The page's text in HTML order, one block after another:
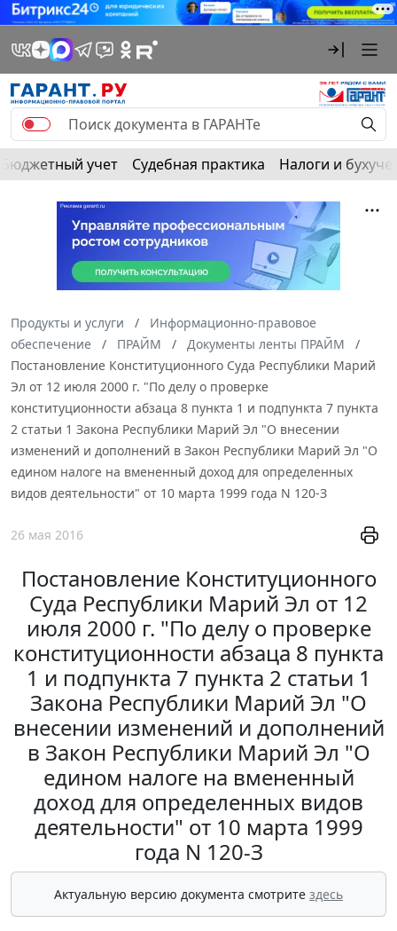
Бюджетный учет Судебная практика Налоги и
Продукты и услуги
Информационно-правовое
обеспечение
ПРАЙМ
Документы ленты ПРАЙМ
Постановление Конституционного Суда Республики Марий
Эл от 12 июля 2000 г. "По делу о проверке
конституционности абзаца 8 пункта 1 и подпункта 7 пункта
2 статьи 1 Закона Республики Марий Эл "О внесении
изменений и дополнений в Закон Республики Марий Эл "О
едином налоге на вмененный доход для определенных
видов деятельности" от 10 марта 1999 года N 120-З
26 мая 2016
Постановление Конституционного
Суда Республики Марий Эл от 12
июля 2000 г. "По делу о проверке
конституционности абзаца 8 пункта
1 и подпункта 7 пункта 2 статьи 1
Закона Республики Марий Эл "О
внесении изменений и дополнений
в Закон Республики Марий Эл "О
едином налоге на вмененный
доход для определенных видов
деятельности" от 10 марта 1999
года N 120-З
Актуальную версию документа смотрите здесь